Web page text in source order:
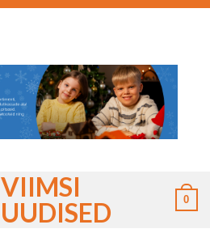
VIIMSI
UUDISED
0